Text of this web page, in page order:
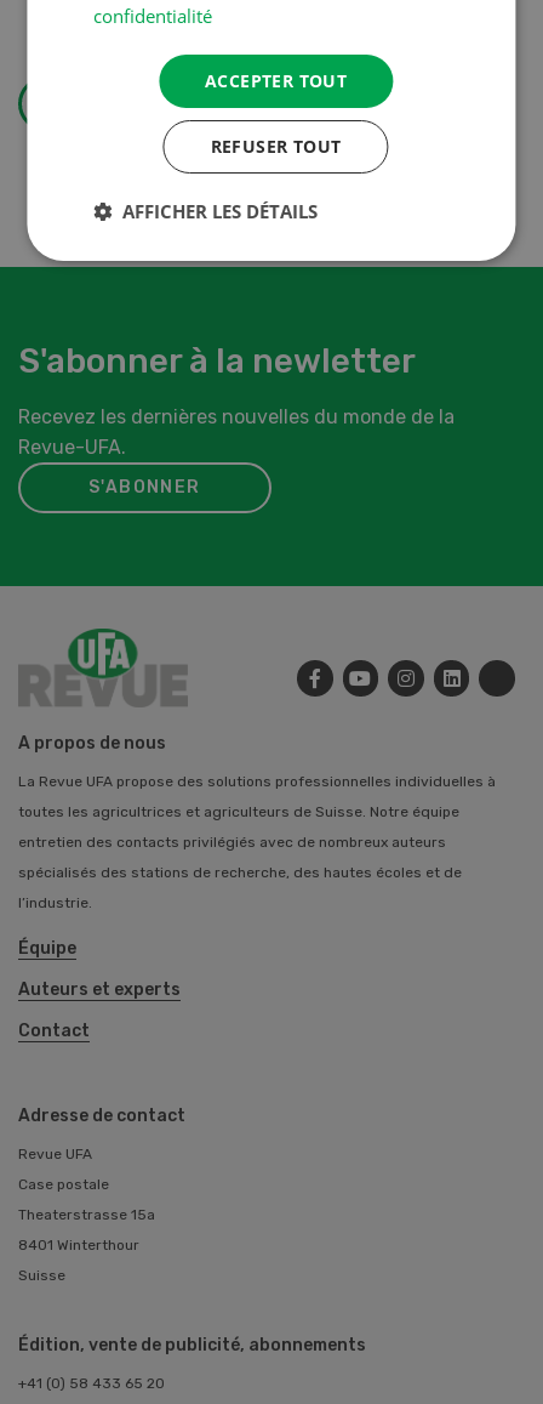
Production végétale
Couverts végétaux: objectifs
clairs, bénéfices durables
S'abonner à la newletter
Recevez les dernières nouvelles du monde de la
Revue-UFA.
S'ABONNER
A propos de nous
La Revue UFA propose des solutions professionnelles individuelles à
toutes les agricultrices et agriculteurs de Suisse. Notre équipe
entretien des contacts privilégiés avec de nombreux auteurs
spécialisés des stations de recherche, des hautes écoles et de
l’industrie.
Équipe
Auteurs et experts
Contact
Adresse de contact
Revue UFA
Case postale
Theaterstrasse 15a
8401 Winterthour
Suisse
Édition, vente de publicité, abonnements
+41 (0) 58 433 65 20
confidentialité
ACCEPTER TOUT
REFUSER TOUT
AFFICHER LES DÉTAILS